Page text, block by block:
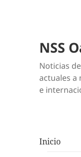
NSS
Noticias
actuales a
e
Inicio